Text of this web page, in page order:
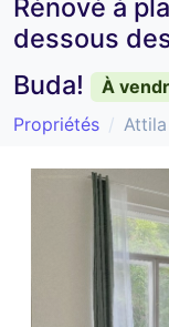
Rénové à
dessous
Buda!
À
Propriétés